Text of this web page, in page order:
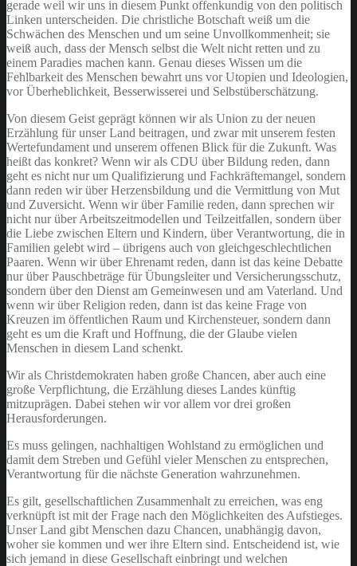
gerade weil wir uns in diesem Punkt offenkundig von den politisch
Linken unterscheiden. Die christliche Botschaft weiß um die
Schwächen des Menschen und um seine Unvollkommenheit; sie
weiß auch, dass der Mensch selbst die Welt nicht retten und zu
einem Paradies machen kann. Genau dieses Wissen um die
Fehlbarkeit des Menschen bewahrt uns vor Utopien und Ideologien,
vor Überheblichkeit, Besserwisserei und Selbstüberschätzung.
Von diesem Geist geprägt können wir als Union zu der neuen
Erzählung für unser Land beitragen, und zwar mit unserem festen
Wertefundament und unserem offenen Blick für die Zukunft. Was
heißt das konkret? Wenn wir als CDU über Bildung reden, dann
geht es nicht nur um Qualifizierung und Fachkräftemangel, sondern
dann reden wir über Herzensbildung und die Vermittlung von Mut
und Zuversicht. Wenn wir über Familie reden, dann sprechen wir
nicht nur über Arbeitszeitmodellen und Teilzeitfallen, sondern über
die Liebe zwischen Eltern und Kindern, über Verantwortung, die in
Familien gelebt wird – übrigens auch von gleichgeschlechtlichen
Paaren. Wenn wir über Ehrenamt reden, dann ist das keine Debatte
nur über Pauschbeträge für Übungsleiter und Versicherungsschutz,
sondern über den Dienst am Gemeinwesen und am Vaterland. Und
wenn wir über Religion reden, dann ist das keine Frage von
Kreuzen im öffentlichen Raum und Kirchensteuer, sondern dann
geht es um die Kraft und Hoffnung, die der Glaube vielen
Menschen in diesem Land schenkt.
Wir als Christdemokraten haben große Chancen, aber auch eine
große Verpflichtung, die Erzählung dieses Landes künftig
mitzuprägen. Dabei stehen wir vor allem vor drei großen
Herausforderungen.
Es muss gelingen, nachhaltigen Wohlstand zu ermöglichen und
damit dem Streben und Gefühl vieler Menschen zu entsprechen,
Verantwortung für die nächste Generation wahrzunehmen.
Es gilt, gesellschaftlichen Zusammenhalt zu erreichen, was eng
verknüpft ist mit der Frage nach den Möglichkeiten des Aufstieges.
Unser Land gibt Menschen dazu Chancen, unabhängig davon,
woher sie kommen und wer ihre Eltern sind. Entscheidend ist, wie
sich jemand in diese Gesellschaft einbringt und welchen